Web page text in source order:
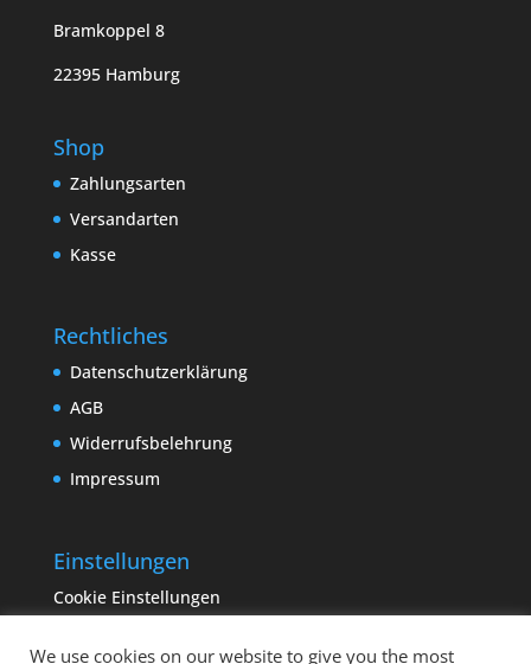
Bramkoppel 8
22395 Hamburg
Shop
Zahlungsarten
Versandarten
Kasse
Rechtliches
Datenschutzerklärung
AGB
Widerrufsbelehrung
Impressum
Einstellungen
Cookie Einstellungen
We use cookies on our website to give you the most